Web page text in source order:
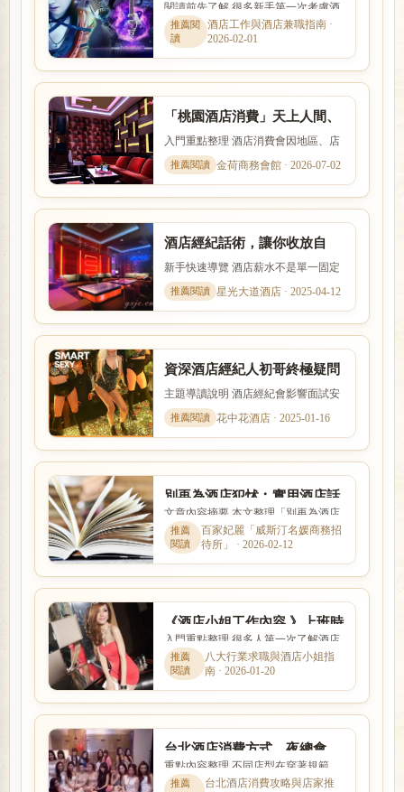
工心得,酒店小姐心酸報你知
閱讀前先了解 很多新手第一次考慮酒
店工作時，會同時擔心工作內容、安
全性、收入、上班時間與是...
酒店工作與酒店兼職指南 ·
2026-02-01
「桃園酒店消費」天上人間、
帝豪酒店、星殿、大英帝國酒
店幹部
入門重點整理 酒店消費會因地區、店
型、裝潢、客群與服務內容而有差
異。本文以「「桃園酒店消費...
金荷商務會館 · 2026-07-02
酒店經紀話術，讓你收放自
如！兼差，兼職、日領高薪
新手快速導覽 酒店薪水不是單一固定
數字，而是受到店型、出勤時段、節
數、客源與個人條件影響。...
星光大道酒店 · 2025-04-12
資深酒店經紀人初哥終極疑問
︰酒店小姐好不好把？
主題導讀說明 酒店經紀會影響面試安
排、工作介紹、薪資說明與新人安全
感。本文以「資深酒店經紀...
花中花酒店 · 2025-01-16
別再為酒店犯怵︰實用酒店話
術，你值得擁有
文章內容摘要 本文整理「別再為酒店
犯怵︰實用酒店話術，你值得擁有」
的核心重點，從新手最常遇...
百家妃麗「威斯汀名媛商務招
待所」 · 2026-02-12
《酒店小姐工作內容 》上班時
間、薪水收入、出場接S性交
易問題?
入門重點整理 很多人第一次了解酒店
工作時，最在意的就是收入怎麼計
算、是否可以日領現領，以及...
八大行業求職與酒店小姐指
南 · 2026-01-20
台北酒店消費方式、夜總會、
陪酒小姐、制服店、禮服店、
便服店推薦
重點內容整理 不同店型在穿著規範、
互動方式、價格定位與工作要求上都
台北酒店消費攻略與店家推